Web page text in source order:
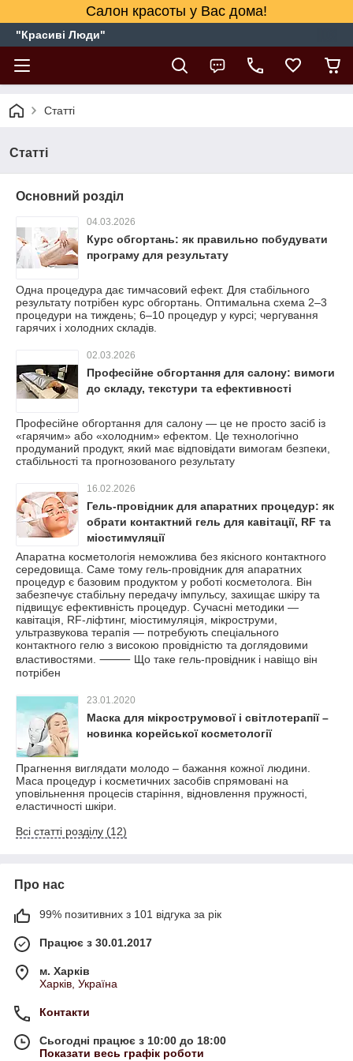
Салон красоты у Вас дома!
"Красиві Люди"
Статті
Статті
Основний розділ
04.03.2026
Курс обгортань: як правильно побудувати
програму для результату
Одна процедура дає тимчасовий ефект. Для стабільного
результату потрібен курс обгортань. Оптимальна схема 2–3
процедури на тиждень; 6–10 процедур у курсі; чергування
гарячих і холодних складів.
02.03.2026
Професійне обгортання для салону: вимоги
до складу, текстури та ефективності
Професійне обгортання для салону — це не просто засіб із
«гарячим» або «холодним» ефектом. Це технологічно
продуманий продукт, який має відповідати вимогам безпеки,
стабільності та прогнозованого результату
16.02.2026
Гель-провідник для апаратних процедур: як
обрати контактний гель для кавітації, RF та
міостимуляції
Апаратна косметологія неможлива без якісного контактного
середовища. Саме тому гель-провідник для апаратних
процедур є базовим продуктом у роботі косметолога. Він
забезпечує стабільну передачу імпульсу, захищає шкіру та
підвищує ефективність процедур. Сучасні методики —
кавітація, RF-ліфтинг, міостимуляція, мікроструми,
ультразвукова терапія — потребують спеціального
контактного гелю з високою провідністю та доглядовими
властивостями. ⸻ Що таке гель-провідник і навіщо він
потрібен
23.01.2020
Маска для мікрострумової і світлотерапії –
новинка корейської косметології
Прагнення виглядати молодо – бажання кожної людини.
Маса процедур і косметичних засобів спрямовані на
уповільнення процесів старіння, відновлення пружності,
еластичності шкіри.
Всі статті розділу (12)
Про нас
99% позитивних з 101 відгука за рік
Працює з 30.01.2017
м. Харків
Харків, Україна
Контакти
Сьогодні працює з 10:00 до 18:00
Показати весь графік роботи